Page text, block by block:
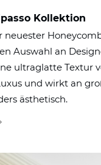
Kollektion
neuester
Auswahl an
ultraglatte Textur
und wirkt an
ästhetisch.